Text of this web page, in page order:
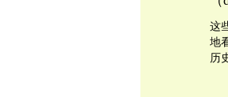
这
地
历